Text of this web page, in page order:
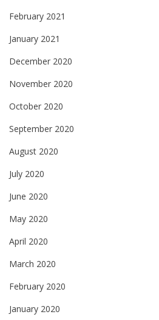
February 2021
January 2021
December 2020
November 2020
October 2020
September 2020
August 2020
July 2020
June 2020
May 2020
April 2020
March 2020
February 2020
January 2020